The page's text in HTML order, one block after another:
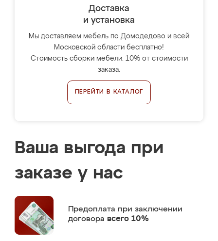
Доставка
и установка
Мы доставляем мебель по Домодедово и всей
Московской области бесплатно!
Стоимость сборки мебели: 10% от стоимости
заказа.
ПЕРЕЙТИ В КАТАЛОГ
Ваша выгода при
заказе у нас
Предоплата при заключении
договора всего 10%